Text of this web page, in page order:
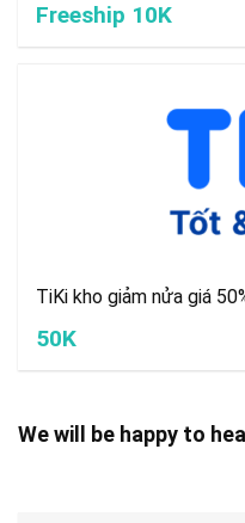
Freeship 10K
TiKi kho giảm nửa giá
50K
We will be happy to